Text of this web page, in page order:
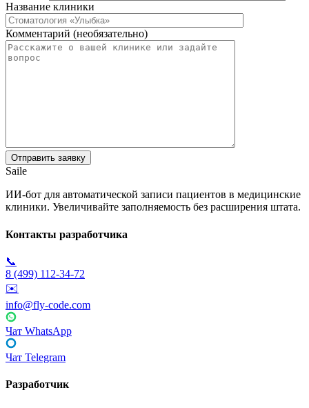
Название клиники
Комментарий (необязательно)
Saile
ИИ-бот для автоматической записи пациентов в медицинские
клиники. Увеличивайте заполняемость без расширения штата.
Контакты разработчика
📞
8 (499) 112-34-72
✉️
info@fly-code.com
Чат WhatsApp
Чат Telegram
Разработчик